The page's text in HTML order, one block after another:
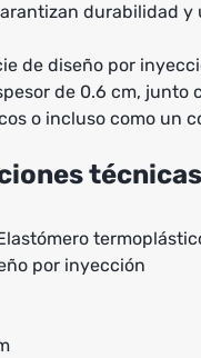
durabilidad y
de diseño por
de 0.6 cm, junto
o incluso como un
técnicas
por inyección